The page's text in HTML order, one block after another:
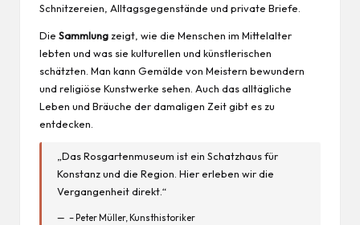
Schnitzereien, Alltagsgegenstände und private Briefe.
Die Sammlung zeigt, wie die Menschen im Mittelalter
lebten und was sie kulturellen und künstlerischen
schätzten. Man kann Gemälde von Meistern bewundern
und religiöse Kunstwerke sehen. Auch das alltägliche
Leben und Bräuche der damaligen Zeit gibt es zu
entdecken.
„Das Rosgartenmuseum ist ein Schatzhaus für
Konstanz und dieRegion. Hier erleben wir die
Vergangenheit direkt.“
– Peter Müller, Kunsthistoriker